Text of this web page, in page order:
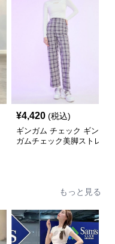
¥4,420 (税込)
ギンガム チェック ギン
ガムチェック美脚ストレ
もっと見る